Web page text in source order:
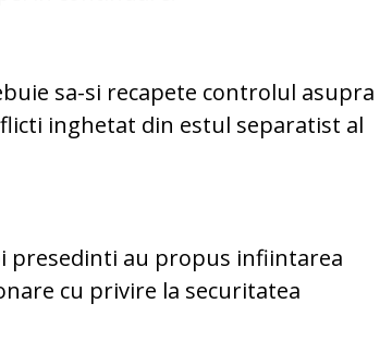
sa-si recapete controlul asupra
inghetat din estul separatist al
presedinti au propus infiintarea
cu privire la securitatea